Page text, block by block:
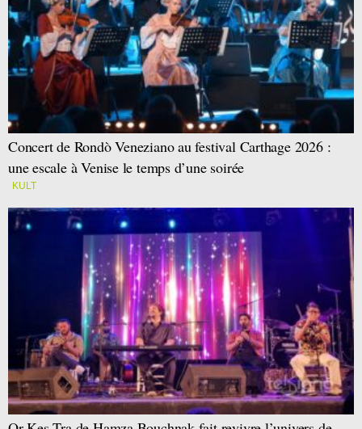
Concert de Rondò Veneziano au festival Carthage 2026 :
une escale à Venise le temps d’une soirée
KULT